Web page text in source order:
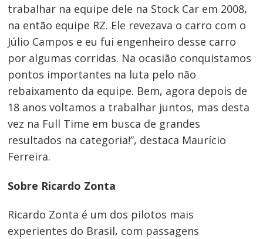
trabalhar na equipe dele na Stock Car em 2008,
na então equipe RZ. Ele revezava o carro com o
Júlio Campos e eu fui engenheiro desse carro
por algumas corridas. Na ocasião conquistamos
pontos importantes na luta pelo não
rebaixamento da equipe. Bem, agora depois de
18 anos voltamos a trabalhar juntos, mas desta
vez na Full Time em busca de grandes
resultados na categoria!”, destaca Maurício
Ferreira.
Sobre Ricardo Zonta
Ricardo Zonta é um dos pilotos mais
experientes do Brasil, com passagens